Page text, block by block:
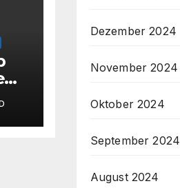
Dezember 2024
November 2024
Oktober 2024
September 2024
August 2024